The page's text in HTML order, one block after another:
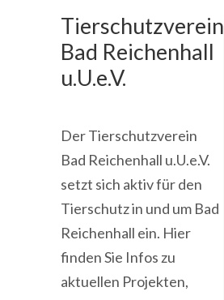
Tierschutzverein
Bad Reichenhall
u.U.e.V.
Der Tierschutzverein
Bad Reichenhall u.U.e.V.
setzt sich aktiv für den
Tierschutz in und um Bad
Reichenhall ein. Hier
finden Sie Infos zu
aktuellen Projekten,